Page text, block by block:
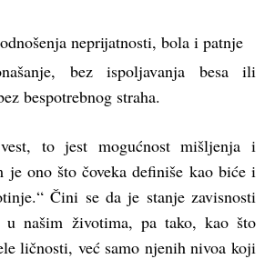
neprijatnosti, bola i patnje
bez ispoljavanja besa ili
bespotrebnog straha.
to jest mogućnost mišljenja i
je ono što čoveka definiše kao biće i
Čini se da je stanje zavisnosti
u našim životima, pa tako, kao što
ličnosti, već samo njenih nivoa koji